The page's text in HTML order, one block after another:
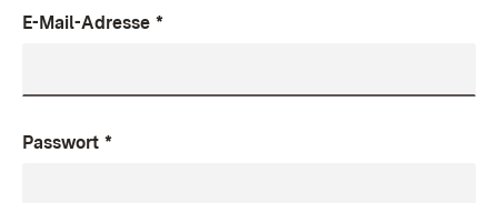
E-Mail-Adresse *
Passwort *